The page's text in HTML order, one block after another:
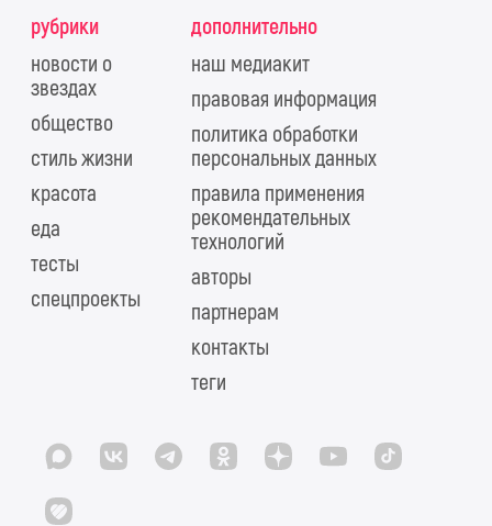
рубрики
новости о
звездах
общество
стиль жизни
красота
еда
тесты
спецпроекты
дополнительно
наш медиакит
правовая информация
политика обработки
персональных данных
правила применения
рекомендательных
технологий
авторы
партнерам
контакты
теги